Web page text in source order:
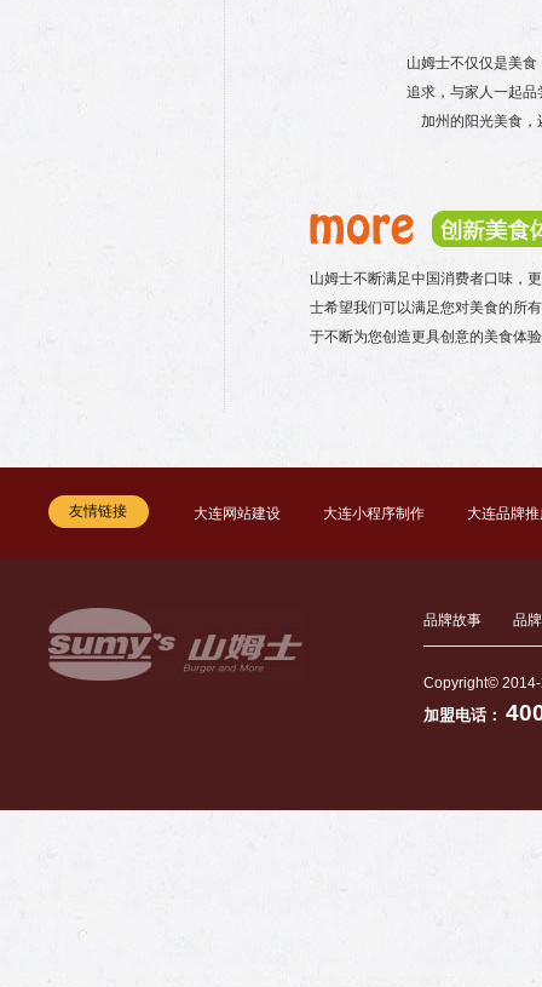
山姆士不仅仅是美
追求，与家人一起
加州的阳光美食
山姆士不断满足中国消费者口味，
士希望我们可以满足您对美食的所
于不断为您创造更具创意的美食体
友情链接 大连网站建设 大连小程序制作 大连品牌
品牌故事 品
Copyright©
加盟电话：